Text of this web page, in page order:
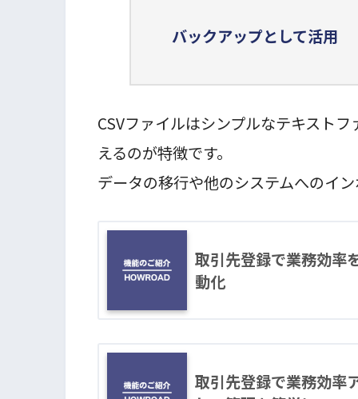
バックアップとして活用
CSVファイルはシンプルなテキスト
えるのが特徴です。
データの移行や他のシステムへのイ
取引先登録で業務効率
動化
取引先登録で業務効率